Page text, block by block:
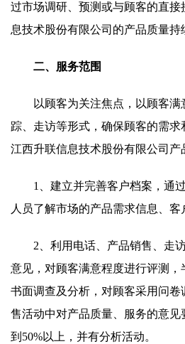
过市场调研、预测或与顾客的直
息技术股份有限公司的产品质量持
二、服务范围
以顾客为关注焦点，以顾客
踪、走访等形式，确保顾客的需
江西升联信息技术股份有限公司产
1、建立并完善客户档案，通
人员了解市场的产品需求信息、客
2、利用电话、产品销售、走
意见，对顾客满意程度进行评测
书面调查及分析，对顾客采用问
售活动中对产品质量、服务的意
到50%以上，并有分析活动。